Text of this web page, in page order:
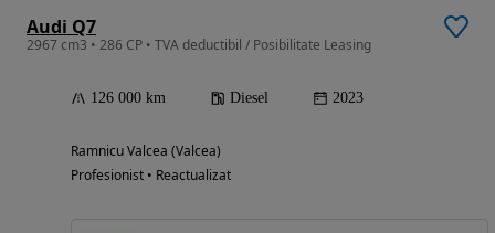
Audi Q7
2967 cm3 • 286 CP • TVA deductibil / Posibilitate Leasing
126 000 km Diesel 2023
Ramnicu Valcea (Valcea)
Profesionist • Reactualizat